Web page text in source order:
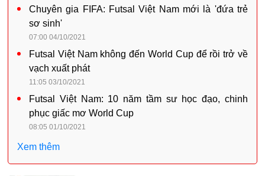
Chuyên gia FIFA: Futsal Việt Nam mới là 'đứa trẻ
sơ sinh'
07:00 04/10/2021
Futsal Việt Nam không đến World Cup để rồi trở về
vạch xuất phát
11:05 03/10/2021
Futsal Việt Nam: 10 năm tầm sư học đạo, chinh
phục giấc mơ World Cup
08:05 01/10/2021
Xem thêm